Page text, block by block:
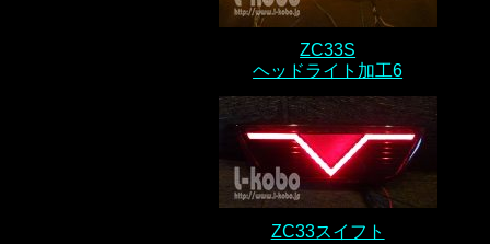
ZC33S
ヘッドライト加工6
ZC33スイフト